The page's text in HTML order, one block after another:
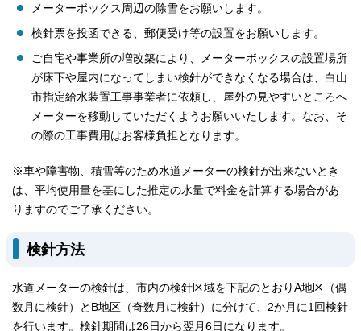
メーターボックス周辺の除雪をお願いします。
検針票を投函できる、郵便受け等の設置をお願いします。
ご自宅や事業所の増改築により、メーターボックスの設置場所
が床下や屋内になってしまい検針ができなくなる場合は、白山
市指定給水装置工事事業者に依頼し、屋外の見やすいところへ
メーターを移動していただくようお願いいたします。なお、そ
の際の工事費用はお客様負担となります。
※車や障害物、積雪等のため水道メーターの検針が出来ないとき
は、平均使用量を基にした推定の水量で料金を計算する場合があ
りますのでご了承ください。
検針方法
水道メーターの検針は、市内の検針区域を下記のとおりA地区（偶
数月に検針）とB地区（奇数月に検針）に分けて、2か月に1回検針
を行います。検針期間は26日から翌月6日になります。